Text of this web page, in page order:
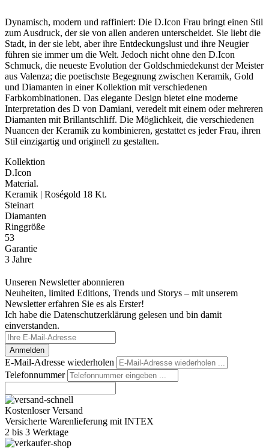
Dynamisch, modern und raffiniert: Die D.Icon Frau bringt einen Stil
zum Ausdruck, der sie von allen anderen unterscheidet. Sie liebt die
Stadt, in der sie lebt, aber ihre Entdeckungslust und ihre Neugier
führen sie immer um die Welt. Jedoch nicht ohne den D.Icon
Schmuck, die neueste Evolution der Goldschmiedekunst der Meister
aus Valenza; die poetischste Begegnung zwischen Keramik, Gold
und Diamanten in einer Kollektion mit verschiedenen
Farbkombinationen. Das elegante Design bietet eine moderne
Interpretation des D von Damiani, veredelt mit einem oder mehreren
Diamanten mit Brillantschliff. Die Möglichkeit, die verschiedenen
Nuancen der Keramik zu kombinieren, gestattet es jeder Frau, ihren
Stil einzigartig und originell zu gestalten.
Kollektion
D.Icon
Material.
Keramik | Roségold 18 Kt.
Steinart
Diamanten
Ringgröße
53
Garantie
3 Jahre
Unseren Newsletter abonnieren
Neuheiten, limited Editions, Trends und Storys – mit unserem
Newsletter erfahren Sie es als Erster!
Ich habe die Datenschutzerklärung gelesen und bin damit
einverstanden.
Anmelden
E-Mail-Adresse wiederholen
Telefonnummer
Kostenloser Versand
Versicherte Warenlieferung mit INTEX
2 bis 3 Werktage